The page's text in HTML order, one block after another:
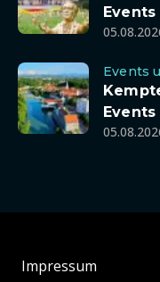
Events
Impressum